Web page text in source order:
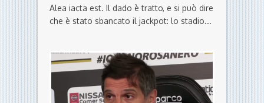
SPAL
Mai pensato di non farcela. Gazzoli:
Sinergia totale
By Francesco Mattioli on 13 Settembre 2018
Alea iacta est. Il dado è tratto, e si può dire